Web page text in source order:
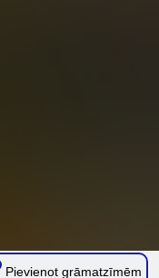
Pievienot grāmatzīmēm